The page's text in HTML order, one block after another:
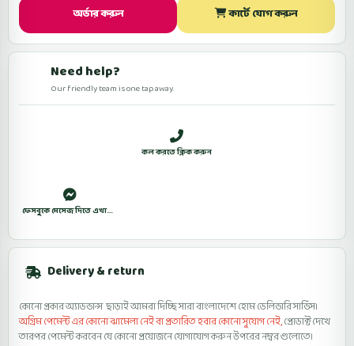
অর্ডার করুন কার্টে যোগ করুন
Need help?
Our friendly team is one tap away.
কল করতে ক্লিক করুন
ফেসবুকে মেসেজ দিতে এখানে ক্লিক করুন।
Delivery & return
কোনো প্রকার অ্যাডভান্স ছাড়াই আমরা দিচ্ছি সারা বাংলাদেশে হোম ডেলিভারি সার্ভিস।
অগ্রিম পেমেন্ট এর কোনো ঝামেলা নেই বা প্রতারিত হবার কোনো সুযোগ নেই,প্রোডাক্ট দেখে
তারপর পেমেন্ট করবেন যে কোনো প্রয়োজনে যোগাযোগ করুন উপরের নম্বর গুলোতে।